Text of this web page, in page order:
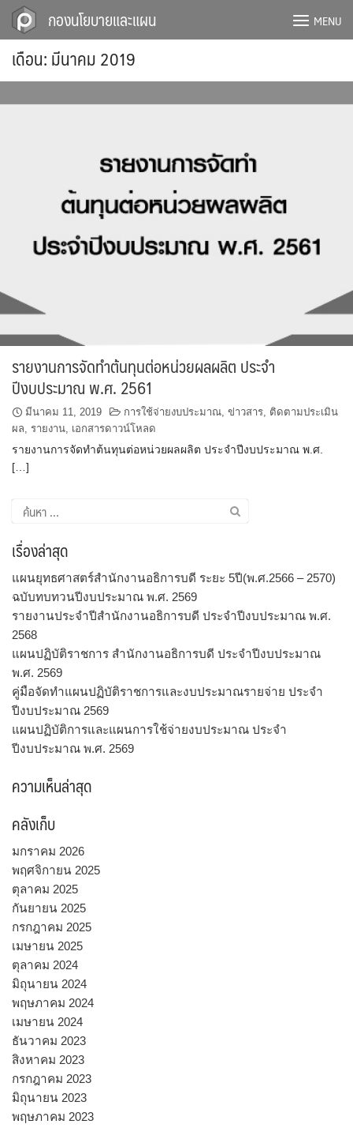
Skip
content
กองนโยบายและแผน MENU
เดือน:มีนาคม 2019
รายงานการจัดทำต้นทุนต่อหน่วยผลผลิต ประจำ
ปีงบประมาณ พ.ศ. 2561
มีนาคม 11, 2019 การใช้จ่ายงบประมาณ, ข่าวสาร, ติดตามประเมิน
ผล, รายงาน, เอกสารดาวน์โหลด
รายงานการจัดทำต้นทุนต่อหน่วยผลผลิต ประจำปีงบประมาณ พ.ศ.
[…]
ค้นหา
สำหรับ:
เรื่องล่าสุด
แผนยุทธศาสตร์สำนักงานอธิการบดี ระยะ 5ปี(พ.ศ.2566 – 2570)
ฉบับทบทวนปีงบประมาณ พ.ศ. 2569
รายงานประจำปีสำนักงานอธิการบดี ประจำปีงบประมาณ พ.ศ.
2568
แผนปฏิบัติราชการ สำนักงานอธิการบดี ประจำปีงบประมาณ
พ.ศ. 2569
คู่มือจัดทำแผนปฏิบัติราชการและงบประมาณรายจ่าย ประจำ
ปีงบประมาณ 2569
แผนปฏิบัติการและแผนการใช้จ่ายงบประมาณ ประจำ
ปีงบประมาณ พ.ศ. 2569
ความเห็นล่าสุด
คลังเก็บ
มกราคม 2026
พฤศจิกายน 2025
ตุลาคม 2025
กันยายน 2025
กรกฎาคม 2025
เมษายน 2025
ตุลาคม 2024
มิถุนายน 2024
พฤษภาคม 2024
เมษายน 2024
ธันวาคม 2023
สิงหาคม 2023
กรกฎาคม 2023
มิถุนายน 2023
พฤษภาคม 2023